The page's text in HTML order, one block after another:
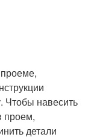
Чтобы навесить
проем,
детали